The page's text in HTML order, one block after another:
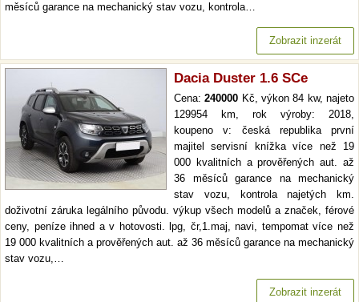
měsíců garance na mechanický stav vozu, kontrola…
Zobrazit inzerát
Dacia Duster 1.6 SCe
Cena:240000 Kč, výkon 84 kw, najeto
129954 km, rok výroby: 2018,
koupeno v: česká republika první
majitel servisní knížka více než 19
000 kvalitních a prověřených aut. až
36 měsíců garance na mechanický
stav vozu, kontrola najetých km.
doživotní záruka legálního původu. výkup všech modelů a značek, férové
ceny, peníze ihned a v hotovosti. lpg, čr,1.maj, navi, tempomat více než
19 000 kvalitních a prověřených aut. až 36 měsíců garance na mechanický
stav vozu,…
Zobrazit inzerát